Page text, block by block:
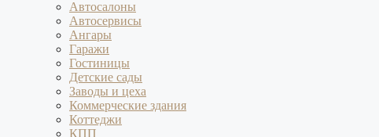
Автосалоны
Автосервисы
Ангары
Гаражи
Гостиницы
Детские сады
Заводы и цеха
Коммерческие здания
Коттеджи
КПП